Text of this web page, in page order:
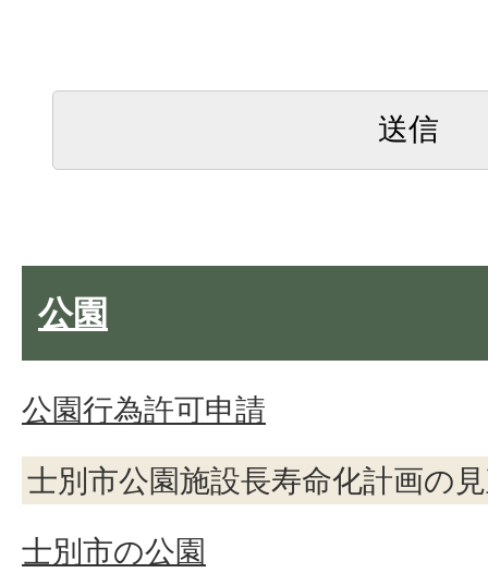
公園
公園行為許可申請
士別市公園施設長寿命化計画の
士別市の公園